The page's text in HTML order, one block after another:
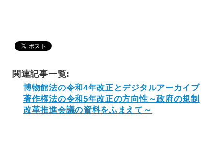
関連記事一覧:
博物館法の令和4年改正とデジタルアーカイブ
著作権法の令和5年改正の方向性～政府の規制
改革推進会議の資料をふまえて～